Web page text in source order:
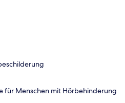
für Menschen mit Hörbehinderung